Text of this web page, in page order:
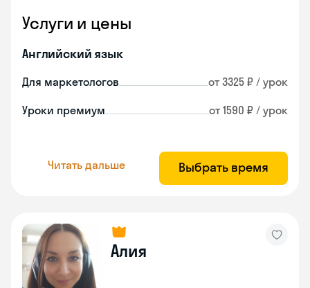
Услуги и цены
Английский язык
Для маркетологов от 3325 ₽ / урок
Уроки премиум от 1590 ₽ / урок
Читать дальше Выбрать время
Алия